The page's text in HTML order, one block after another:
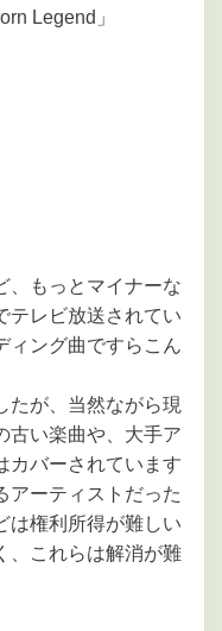
Legend」
、もっとマイナーな
テレビ放送されてい
ィング曲ですらこん
たが、当然ながら現
古い楽曲や、大手ア
カバーされています
アーティストだった
は権利所得が難しい
、これらは解消が難